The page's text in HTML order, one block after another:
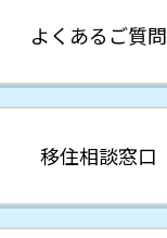
よくあるご質問
移住相談窓口